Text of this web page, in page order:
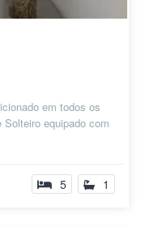
em todos os
equipado com
5 1